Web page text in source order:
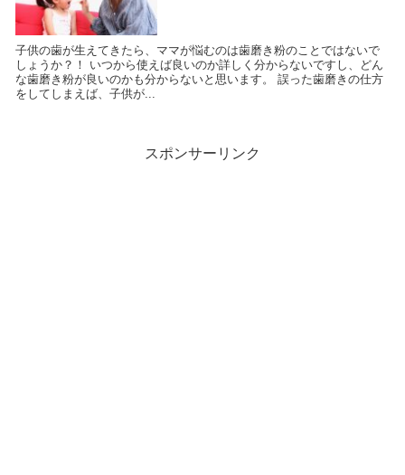
子供の歯が生えてきたら、ママが悩むのは歯磨き粉のことではないで
しょうか？！ いつから使えば良いのか詳しく分からないですし、どん
な歯磨き粉が良いのかも分からないと思います。 誤った歯磨きの仕方
をしてしまえば、子供が...
スポンサーリンク